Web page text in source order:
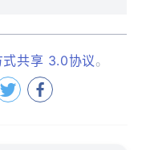
共享 3.0协议。